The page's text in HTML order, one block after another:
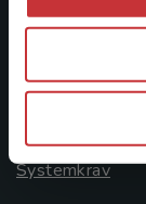
Frågor och svar
Systemkrav